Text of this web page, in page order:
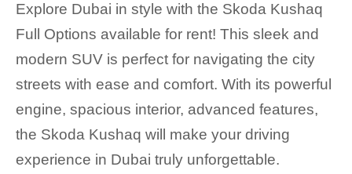
Explore Dubai in style with the Skoda Kushaq
Full Options available for rent! This sleek and
modern SUV is perfect for navigating the city
streets with ease and comfort. With its powerful
engine, spacious interior, advanced features,
the Skoda Kushaq will make your driving
experience in Dubai truly unforgettable.